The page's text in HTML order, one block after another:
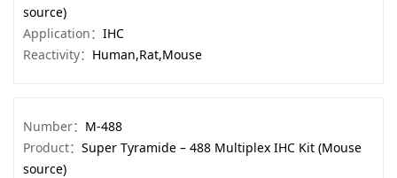
source)
Application： IHC
Reactivity： Human,Rat,Mouse
Number： M-488
Product： Super Tyramide – 488 Multiplex IHC Kit (Mouse
source)